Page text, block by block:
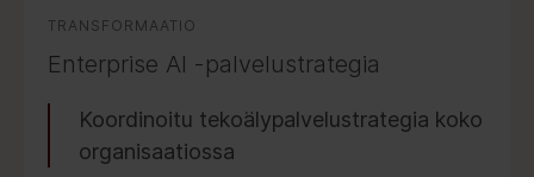
TRANSFORMAATIO
Enterprise AI -palvelustrategia
Koordinoitu tekoälypalvelustrategia koko
organisaatiossa